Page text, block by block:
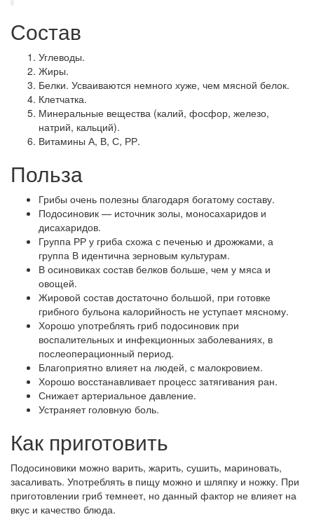
Состав
Углеводы.
Жиры.
Белки. Усваиваются немного хуже, чем мясной белок.
Клетчатка.
Минеральные вещества (калий, фосфор, железо,
натрий, кальций).
Витамины А, В, С, РР.
Польза
Грибы очень полезны благодаря богатому составу.
Подосиновик — источник золы, моносахаридов и
дисахаридов.
Группа РР у гриба схожа с печенью и дрожжами, а
группа В идентична зерновым культурам.
В осиновиках состав белков больше, чем у мяса и
овощей.
Жировой состав достаточно большой, при готовке
грибного бульона калорийность не уступает мясному.
Хорошо употреблять гриб подосиновик при
воспалительных и инфекционных заболеваниях, в
послеоперационный период.
Благоприятно влияет на людей, с малокровием.
Хорошо восстанавливает процесс затягивания ран.
Снижает артериальное давление.
Устраняет головную боль.
Как приготовить
Подосиновики можно варить, жарить, сушить, мариновать,
засаливать. Употреблять в пищу можно и шляпку и ножку. При
приготовлении гриб темнеет, но данный фактор не влияет на
вкус и качество блюда.